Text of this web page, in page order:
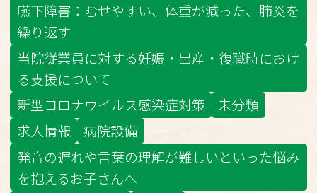
嚥下障害：むせやすい、体重が減った、肺炎を
繰り返す
当院従業員に対する妊娠・出産・復職時におけ
る支援について
新型コロナウイルス感染症対策
未分類
求人情報
病院設備
発音の遅れや言葉の理解が難しいといった悩み
を抱えるお子さんへ